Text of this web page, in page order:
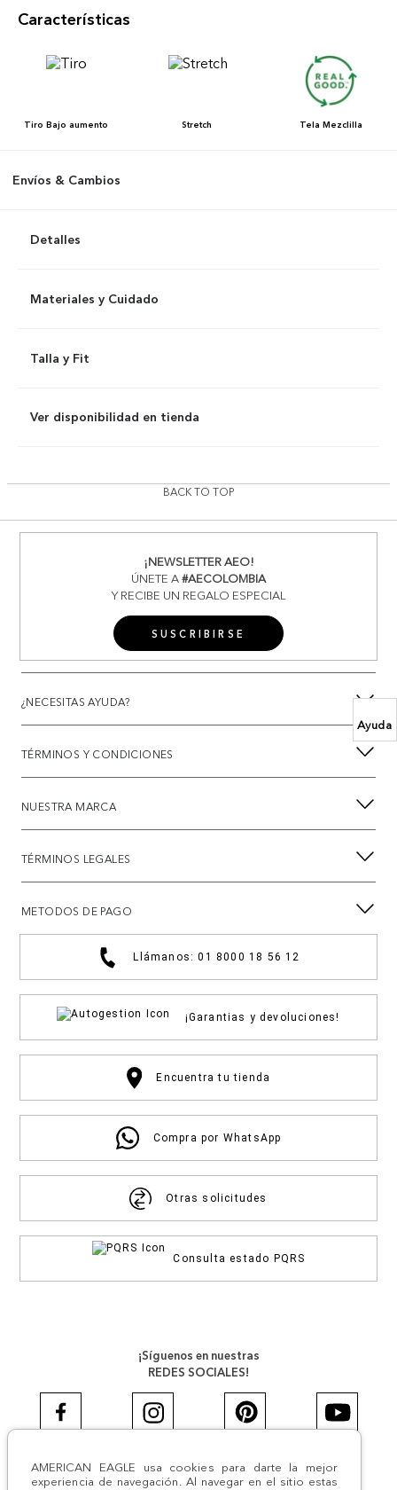
Ayuda
AMERICAN EAGLE usa cookies para darte la mejor
experiencia de navegación. Al navegar en el sitio estas
Características
Tiro Bajo aumento Stretch Tela Mezclilla
Envíos & Cambios
Detalles
Materiales y Cuidado
Talla y Fit
Ver disponibilidad en tienda
BACK TO TOP
¡NEWSLETTER AEO!
ÚNETE A#AECOLOMBIA
Y RECIBE UN REGALO ESPECIAL
SUSCRIBIRSE
¿NECESITAS AYUDA?
TÉRMINOS Y CONDICIONES
NUESTRA MARCA
TÉRMINOS LEGALES
METODOS DE PAGO
Llámanos: 01 8000 18 56 12
¡Garantias y devoluciones!
Encuentra tu tienda
Compra por WhatsApp
Otras solicitudes
Consulta estado PQRS
¡Síguenos en nuestras
REDES SOCIALES!
#AEJEANS #AerieREALCOL